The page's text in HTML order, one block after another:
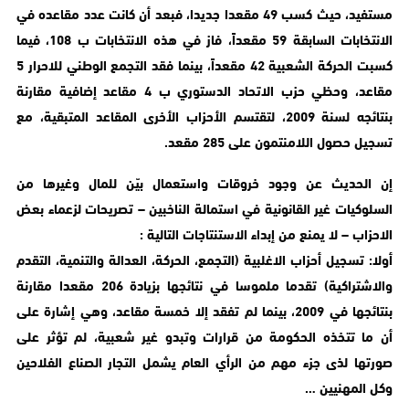
مستفيد، حيث كسب 49 مقعدا جديدا، فبعد أن كانت عدد مقاعده في
الانتخابات السابقة 59 مقعداً، فاز في هذه الانتخابات ب 108، فيما
كسبت الحركة الشعبية 42 مقعداً، بينما فقد التجمع الوطني للاحرار 5
مقاعد، وحظي حزب الاتحاد الدستوري ب 4 مقاعد إضافية مقارنة
بنتائجه لسنة 2009، لتقتسم الأحزاب الأخرى المقاعد المتبقية، مع
تسجيل حصول اللامنتمون على 285 مقعد.
إن الحديث عن وجود خروقات واستعمال بيّن للمال وغيرها من
السلوكيات غير القانونية في استمالة الناخبين – تصريحات لزعماء بعض
الاحزاب – لا يمنع من إبداء الاستنتاجات التالية :
أولا: تسجيل أحزاب الاغلبية (التجمع، الحركة، العدالة والتنمية، التقدم
والاشتراكية) تقدما ملموسا في نتائجها بزيادة 206 مقعدا مقارنة
بنتائجها في 2009، بينما لم تفقد إلا خمسة مقاعد، وهي إشارة على
أن ما تتخذه الحكومة من قرارات وتبدو غير شعبية، لم تؤثر على
صورتها لذى جزء مهم من الرأي العام يشمل التجار الصناع الفلاحين
وكل المهنيين …